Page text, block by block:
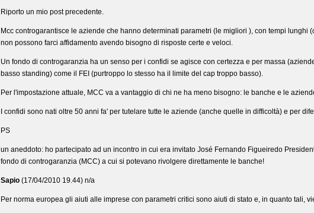
Riporto un mio post precedente.
Mcc controgarantisce le aziende che hanno determinati parametri (le migliori ), con tempi
non possono farci affidamento avendo bisogno di risposte certe e veloci.
Un fondo di controgaranzia ha un senso per i confidi se agisce con certezza e per massa
basso standing) come il FEI (purtroppo lo stesso ha il limite del cap troppo basso).
Per l'impostazione attuale, MCC va a vantaggio di chi ne ha meno bisogno: le banche e le
I confidi sono nati oltre 50 anni fa' per tutelare tutte le aziende (anche quelle in difficoltà) e per
PS
un aneddoto: ho partecipato ad un incontro in cui era invitato José Fernando Figueiredo
fondo di controgaranzia (MCC) a cui si potevano rivolgere direttamente le banche!
Sapio (17/04/2010 19.44) n/a
Per norma europea gli aiuti alle imprese con parametri critici sono aiuti di stato e, in quanto tali,